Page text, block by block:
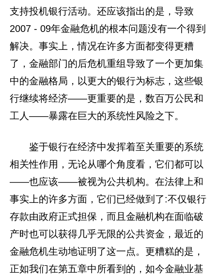
支持投机银行活动。还应该指出的是，导致
2007 - 09年金融危机的根本问题没有一个得到
解决。事实上，情况在许多方面都变得更糟
了，金融部门的后危机重组导致了一个更加集
中的金融格局，以更大的银行为标志，这些银
行继续将经济——更重要的是，数百万公民和
工人——暴露在巨大的系统性风险之下。
鉴于银行在经济中发挥着至关重要的系统
相关性作用，无论从哪个角度看，它们都可以
——也应该——被视为公共机构。在法律上和
事实上的许多方面，它们已经做到了:不仅银行
存款由政府正式担保，而且金融机构在面临破
产时也可以获得几乎无限的公共资金，最近的
金融危机生动地证明了这一点。更糟糕的是，
正如我们在第五章中所看到的，如今金融业基